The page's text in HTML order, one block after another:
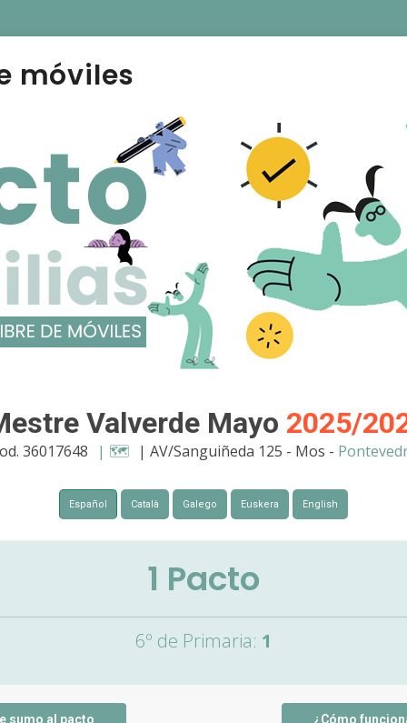
móviles
Valverde Mayo 2025/
36017648 | 🗺️ | AV/Sanguiñeda 125 - Mos -
Español Català Galego Euskera English
1 Pacto
6º de Primaria: 1
sumo al pacto ¿Cómo